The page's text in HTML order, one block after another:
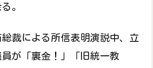
。
裁による所信表明演説中、立
が「裏金！」「旧統一教